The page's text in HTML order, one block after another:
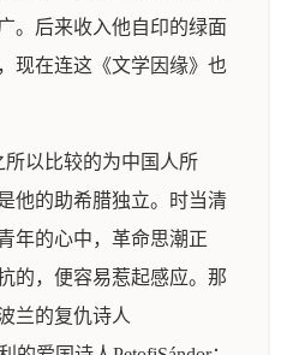
。后来收入他自印的绿面
现在连这《文学因缘》也
所以比较的为中国人所
他的助希腊独立。时当清
年的心中，革命思潮正
的，便容易惹起感应。那
兰的复仇诗人